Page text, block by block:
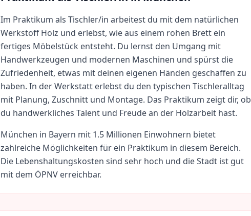
Im Praktikum als Tischler/in arbeitest du mit dem natürlichen
Werkstoff Holz und erlebst, wie aus einem rohen Brett ein
fertiges Möbelstück entsteht. Du lernst den Umgang mit
Handwerkzeugen und modernen Maschinen und spürst die
Zufriedenheit, etwas mit deinen eigenen Händen geschaffen zu
haben. In der Werkstatt erlebst du den typischen Tischleralltag
mit Planung, Zuschnitt und Montage. Das Praktikum zeigt dir, ob
du handwerkliches Talent und Freude an der Holzarbeit hast.
München in Bayern mit 1.5 Millionen Einwohnern bietet
zahlreiche Möglichkeiten für ein Praktikum in diesem Bereich.
Die Lebenshaltungskosten sind sehr hoch und die Stadt ist gut
mit dem ÖPNV erreichbar.